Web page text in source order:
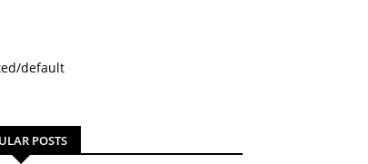
default
POSTS